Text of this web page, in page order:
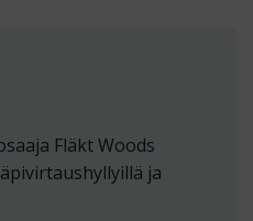
Fläkt Woods
ja